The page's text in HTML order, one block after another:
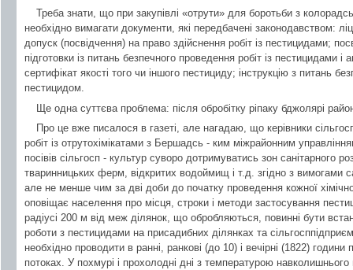
Треба знати, що при закупівлі «отрути» для боротьби з
необхідно вимагати документи, які передбачені законодавством:
допуск (посвідчення) на право здійснення робіт із пестицидами;
підготовки із питань безпечного проведення робіт із пестицидами
сертифікат якості того чи іншого пестициду; інструкцію з питань
пестицидом.
Ще одна суттєва проблема: після обробітку ріпаку бджолярі
Про це вже писалося в газеті, але нагадаю, що керівники
робіт із отрутохімікатами з Бершадсь - ким міжрайонним
посівів сільгосп - культур суворо дотримуватись зон санітарного
тваринницьких ферм, відкритих водоймищ і т.д. згідно з вимогами
але не менше чим за дві доби до початку проведення кожної
оповіщає населення про місця, строки і методи застосування
радіусі 200 м від меж ділянок, що обробляються, повинні бути
роботи з пестицидами на присадибних ділянках та
необхідно проводити в ранні, ранкові (до 10) і вечірні (1822) години
потоках. У похмурі і прохолодні дні з температурою